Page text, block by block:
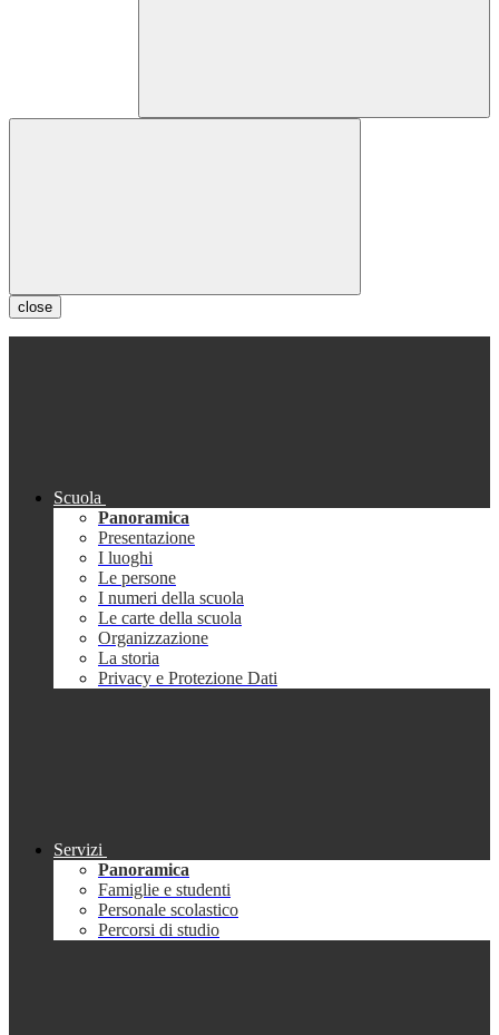
close
Scuola
Panoramica
Presentazione
I luoghi
Le persone
I numeri della scuola
Le carte della scuola
Organizzazione
La storia
Privacy e Protezione Dati
Servizi
Panoramica
Famiglie e studenti
Personale scolastico
Percorsi di studio